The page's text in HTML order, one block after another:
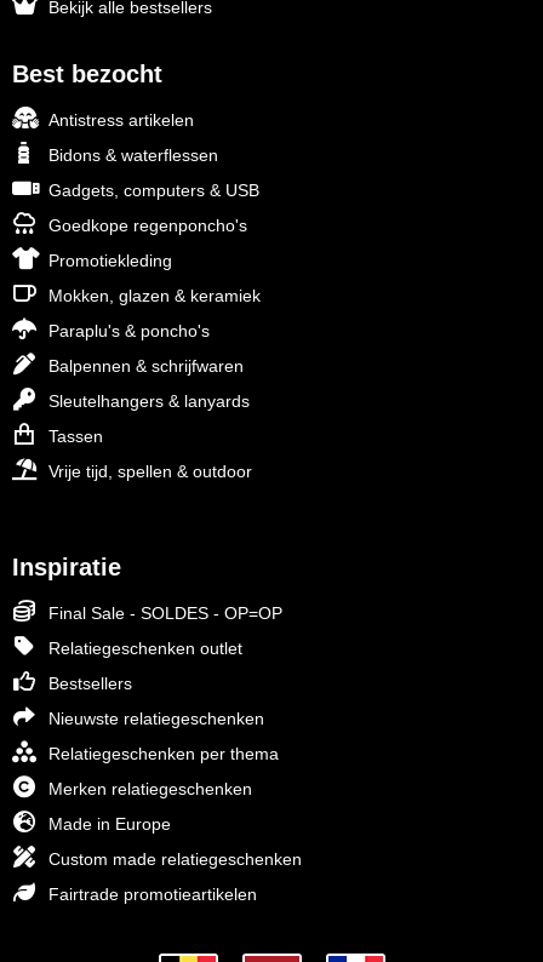
Bekijk alle bestsellers
Best bezocht
Antistress artikelen
Bidons & waterflessen
Gadgets, computers & USB
Goedkope regenponcho's
Promotiekleding
Mokken, glazen & keramiek
Paraplu's & poncho's
Balpennen & schrijfwaren
Sleutelhangers & lanyards
Tassen
Vrije tijd, spellen & outdoor
Inspiratie
Final Sale - SOLDES - OP=OP
Relatiegeschenken outlet
Bestsellers
Nieuwste relatiegeschenken
Relatiegeschenken per thema
Merken relatiegeschenken
Made in Europe
Custom made relatiegeschenken
Fairtrade promotieartikelen